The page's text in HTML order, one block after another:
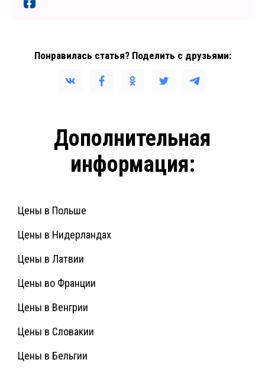
Понравилась статья? Поделить с друзьями:
Дополнительная
информация:
Цены в Польше
Цены в Нидерландах
Цены в Латвии
Цены во Франции
Цены в Венгрии
Цены в Словакии
Цены в Бельгии